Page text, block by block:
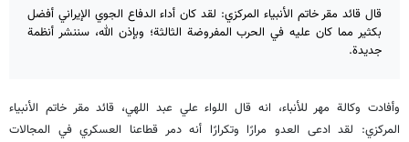
قال قائد مقر خاتم الأنبياء المركزي: لقد كان أداء الدفاع الجوي الإيراني أفضل
بكثير مما كان عليه في الحرب المفروضة الثالثة؛ وبإذن الله، سننشر أنظمة
جديدة.
وأفادت وكالة مهر للأنباء، انه قال اللواء علي عبد اللهي، قائد مقر خاتم الأنبياء
المركزي: لقد ادعى العدو مرارًا وتكرارًا أنه دمر قطاعنا العسكري في المجالات